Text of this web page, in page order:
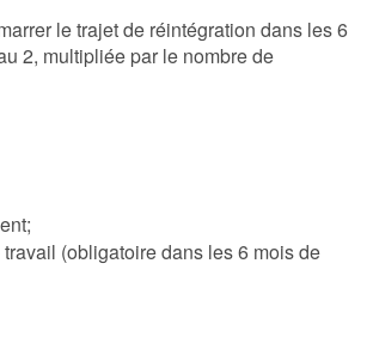
le trajet de réintégration dans les 6
2, multipliée par le nombre de
(obligatoire dans les 6 mois de